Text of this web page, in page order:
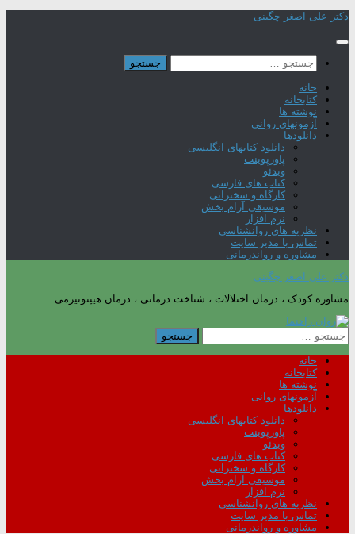
Skip
content
دکتر علی اصغر چگینی
جستجو
برای:
خانه
کتابخانه
نوشته ها
آزمونهای روانی
دانلودها
دانلود کتابهای انگلیسی
پاورپوینت
ویدئو
کتاب های فارسی
کارگاه و سخنرانی
موسیقی آرام بخش
نرم افزار
نظریه های روانشناسی
تماس با مدیر سایت
مشاوره و رواندرمانی
دکتر علی اصغر چگینی
مشاوره کودک ، درمان اختلالات ، شناخت درمانی ، درمان هیپنوتیزمی
جستجو
برای:
خانه
کتابخانه
نوشته ها
آزمونهای روانی
دانلودها
دانلود کتابهای انگلیسی
پاورپوینت
ویدئو
کتاب های فارسی
کارگاه و سخنرانی
موسیقی آرام بخش
نرم افزار
نظریه های روانشناسی
تماس با مدیر سایت
مشاوره و رواندرمانی